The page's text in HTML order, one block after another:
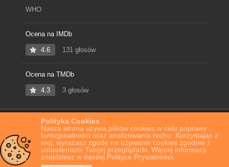
Polityka Cookies
Nasza strona używa plików cookies w celu poprawy
funkcjonalności oraz analizowania ruchu. Korzystając z
niej, wyrażasz zgodę na używanie cookies zgodnie z
ustawieniami Twojej przeglądarki. Więcej informacji
znajdziesz w naszej Polityce Prywatności.
WHO
Ocena na IMDb
4.6 131 głosów
Ocena na TMDb
4.3 3 głosów
Film Online WHO